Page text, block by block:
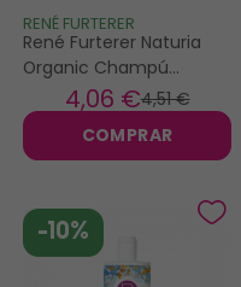
RENÉ FURTERER
René Furterer Naturia
Organic Champú
Micelar Suave 50ml
4,51 €
4,06 €
COMPRAR
-10%